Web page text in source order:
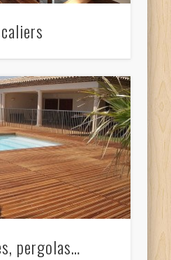
pergolas…